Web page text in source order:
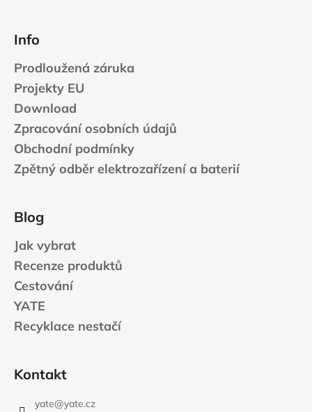
Info
Prodloužená záruka
Projekty EU
Download
Zpracování osobních údajů
Obchodní podmínky
Zpětný odběr elektrozařízení a baterií
Blog
Jak vybrat
Recenze produktů
Cestování
YATE
Recyklace nestačí
Kontakt
yate@yate.cz